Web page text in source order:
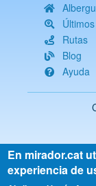
Rutas
Blog
Ayuda
En mirador.cat
experiencia de